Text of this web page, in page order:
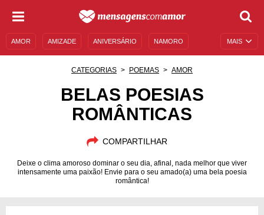
MAIS
AMOR AMIZADE ANIVERSÁRIO NAMORO
MENSAGENS E FRASES MENSAGENS DE ANIVERSÁRIO
CATEGORIAS POEMAS AMOR
BELAS POESIAS
ROMÂNTICAS
COMPARTILHAR
Deixe o clima amoroso dominar o seu dia, afinal, nada melhor que viver
intensamente uma paixão! Envie para o seu amado(a) uma bela poesia
romântica!